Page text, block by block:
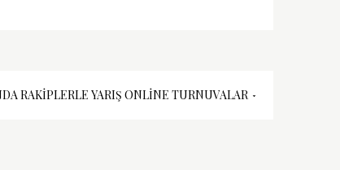
RAKIPLERLE YARIŞ ONLINE TURNUVALAR